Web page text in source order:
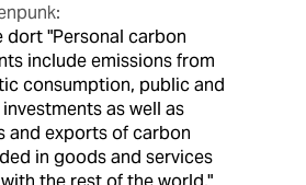
dort "Personal carbon
include emissions from
consumption, public and
as well as
and exports of carbon
in goods and services